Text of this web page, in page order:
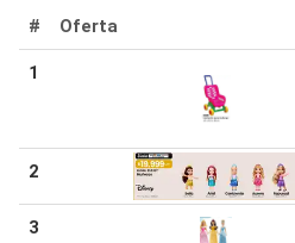
# Oferta
1
2
3